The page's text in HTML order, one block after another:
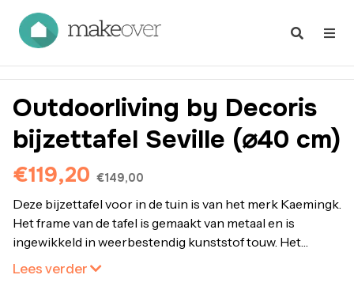
Outdoorliving by Decoris
bijzettafel Seville (⌀40 cm)
€119,20 €149,00
Deze bijzettafel voor in de tuin is van het merk Kaemingk.
Het frame van de tafel is gemaakt van metaal en is
ingewikkeld in weerbestendig kunststof touw. Het
tafelblad is van FSC acaciahout. Indien het tafelblad
Lees verder